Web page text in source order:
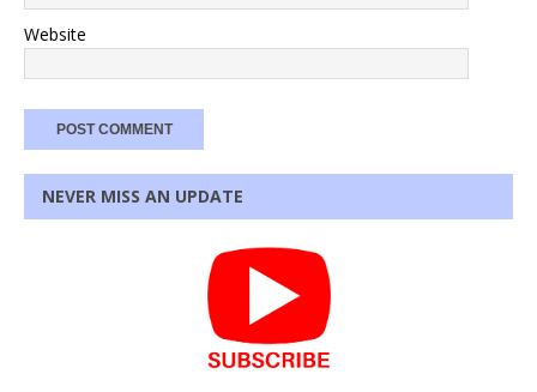
Website
NEVER MISS AN UPDATE